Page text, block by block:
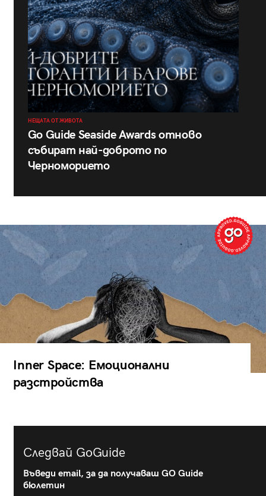
НЕЩАТА ОТ ЖИВОТА
Go Guide Seaside Awards отново
събират най-доброто по
Черноморието
Inner Space: Емоционални
разстройства
Следвай GoGuide
Въведи email, за да получаваш GO Guide
бюлетин